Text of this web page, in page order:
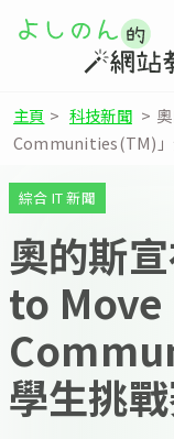
主頁 > 科技新聞 >
Communities(TM)」
綜合 IT 新聞
奧的斯
to Move
學生挑